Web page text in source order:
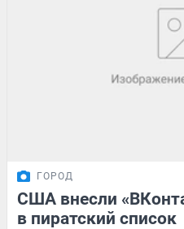
ГОРОД
США внесли
в пиратский список